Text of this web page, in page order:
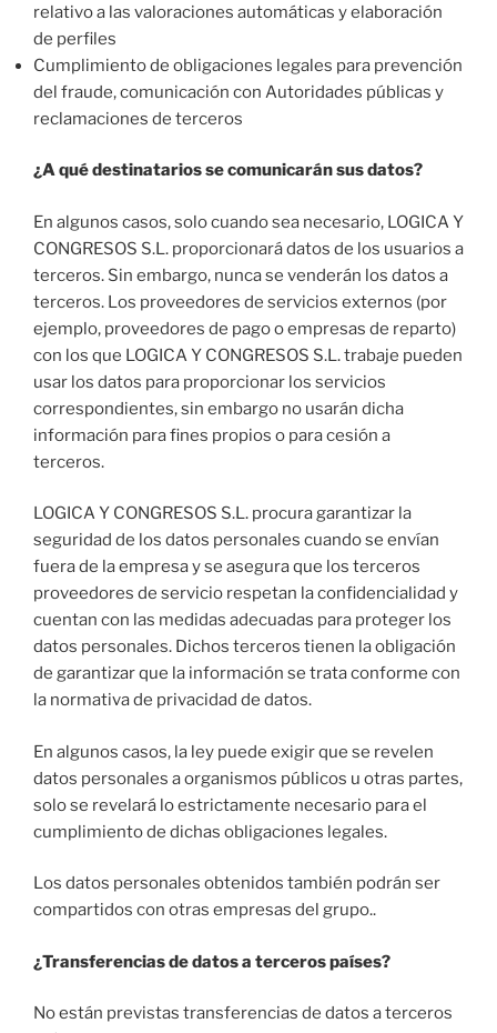
relativo a las valoraciones automáticas y elaboración
de perfiles
Cumplimiento de obligaciones legales para prevención
del fraude, comunicación con Autoridades públicas y
reclamaciones de terceros
¿A qué destinatarios se comunicarán sus datos?
En algunos casos, solo cuando sea necesario, LOGICA Y
CONGRESOS S.L. proporcionará datos de los usuarios a
terceros. Sin embargo, nunca se venderán los datos a
terceros. Los proveedores de servicios externos (por
ejemplo, proveedores de pago o empresas de reparto)
con los que LOGICA Y CONGRESOS S.L. trabaje pueden
usar los datos para proporcionar los servicios
correspondientes, sin embargo no usarán dicha
información para fines propios o para cesión a
terceros.
LOGICA Y CONGRESOS S.L. procura garantizar la
seguridad de los datos personales cuando se envían
fuera de la empresa y se asegura que los terceros
proveedores de servicio respetan la confidencialidad y
cuentan con las medidas adecuadas para proteger los
datos personales. Dichos terceros tienen la obligación
de garantizar que la información se trata conforme con
la normativa de privacidad de datos.
En algunos casos, la ley puede exigir que se revelen
datos personales a organismos públicos u otras partes,
solo se revelará lo estrictamente necesario para el
cumplimiento de dichas obligaciones legales.
Los datos personales obtenidos también podrán ser
compartidos con otras empresas del grupo..
¿Transferencias de datos a terceros países?
No están previstas transferencias de datos a terceros